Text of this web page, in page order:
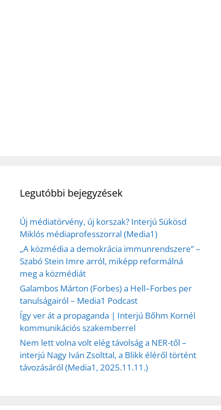
Legutóbbi bejegyzések
Új médiatörvény, új korszak? Interjú Sükösd
Miklós médiaprofesszorral (Media1)
„A közmédia a demokrácia immunrendszere” –
Szabó Stein Imre arról, miképp reformálná
meg a közmédiát
Galambos Márton (Forbes) a Hell–Forbes per
tanulságairól – Media1 Podcast
Így ver át a propaganda | Interjú Bőhm Kornél
kommunikációs szakemberrel
Nem lett volna volt elég távolság a NER-től –
interjú Nagy Iván Zsolttal, a Blikk éléről történt
távozásáról (Media1, 2025.11.11.)